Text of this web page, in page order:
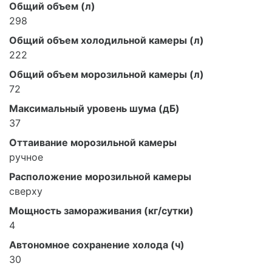
Общий объем (л)
298
Общий объем холодильной камеры (л)
222
Общий объем морозильной камеры (л)
72
Максимальный уровень шума (дБ)
37
Оттаивание морозильной камеры
ручное
Расположение морозильной камеры
сверху
Мощность замораживания (кг/сутки)
4
Автономное сохранение холода (ч)
30